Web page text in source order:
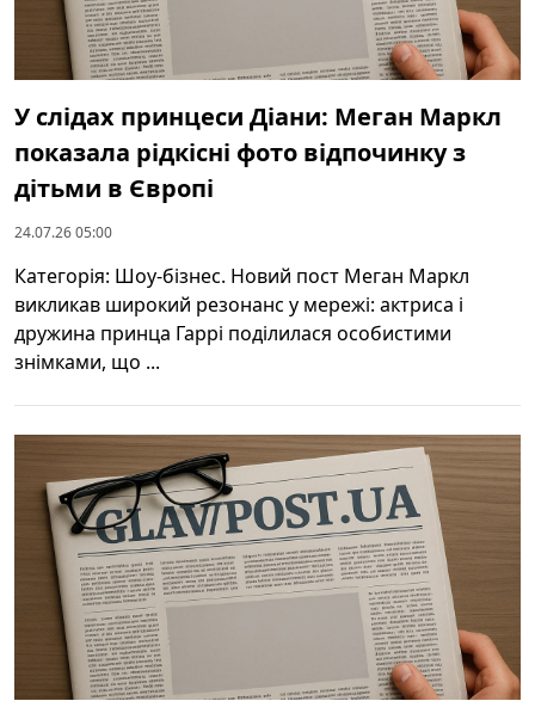
У слідах принцеси Діани: Меган Маркл
показала рідкісні фото відпочинку з
дітьми в Європі
24.07.26 05:00
Категорія: Шоу-бізнес. Новий пост Меган Маркл
викликав широкий резонанс у мережі: актриса і
дружина принца Гаррі поділилася особистими
знімками, що ...